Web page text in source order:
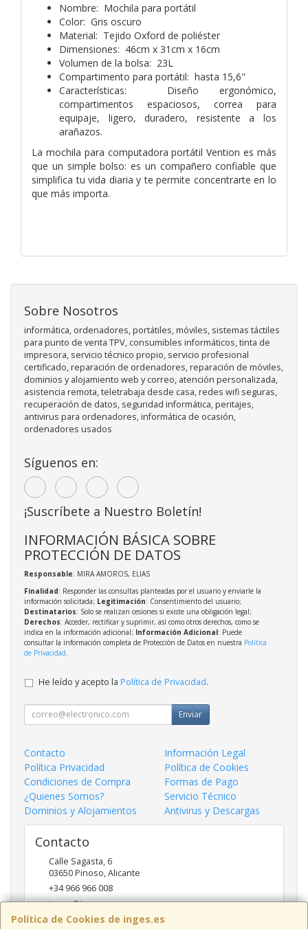
Nombre: Mochila para portátil
Color: Gris oscuro
Material: Tejido Oxford de poliéster
Dimensiones: 46cm x 31cm x 16cm
Volumen de la bolsa: 23L
Compartimento para portátil: hasta 15,6"
Características: Diseño ergonómico,
compartimentos espaciosos, correa para
equipaje, ligero, duradero, resistente a los
arañazos.
La mochila para computadora portátil Vention es más
que un simple bolso: es un compañero confiable que
simplifica tu vida diaria y te permite concentrarte en lo
que más importa.
Política de Cookies de inges.es
Sobre Nosotros
informática, ordenadores, portátiles, móviles, sistemas táctiles
para punto de venta TPV, consumibles informáticos, tinta de
impresora, servicio técnico propio, servicio profesional
certificado, reparación de ordenadores, reparación de móviles,
dominios y alojamiento web y correo, atención personalizada,
asistencia remota, teletrabaja desde casa, redes wifi seguras,
recuperación de datos, seguridad informática, peritajes,
antivirus para ordenadores, informática de ocasión,
ordenadores usados
Síguenos en:
¡Suscríbete a Nuestro Boletín!
INFORMACIÓN BÁSICA SOBRE
PROTECCIÓN DE DATOS
Responsable: MIRA AMOROS, ELIAS
Finalidad: Responder las consultas planteadas por el usuario y enviarle la
información solicitada; Legitimación: Consentimiento del usuario;
Destinatarios: Solo se realizan cesiones si existe una obligación legal;
Derechos: Acceder, rectificar y suprimir, así como otros derechos, como se
indica en la información adicional; Información Adicional: Puede
consultar la información completa de Protección de Datos en nuestra Política
de Privacidad
He leído y acepto la Política de Privacidad.
Enviar
Contacto
Información Legal
Política Privacidad
Política de Cookies
Condiciones de Compra
Formas de Pago
¿Quienes Somos?
Servicio Técnico
Dominios y Alojamientos
Antivirus y Descargas
Contacto
Calle Sagasta, 6
03650Pinoso,Alicante
+34 966 966 008
inges@inges.es